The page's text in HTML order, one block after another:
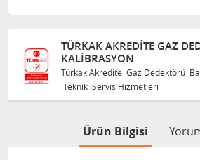
TÜRKAK AKREDITE GAZ
KALIBRASYON
Türkak Akredite Gaz Dedektörü
Teknik Servis Hizmetleri
Ürün Bilgisi